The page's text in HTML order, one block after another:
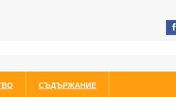
СЪДЪРЖАНИЕ